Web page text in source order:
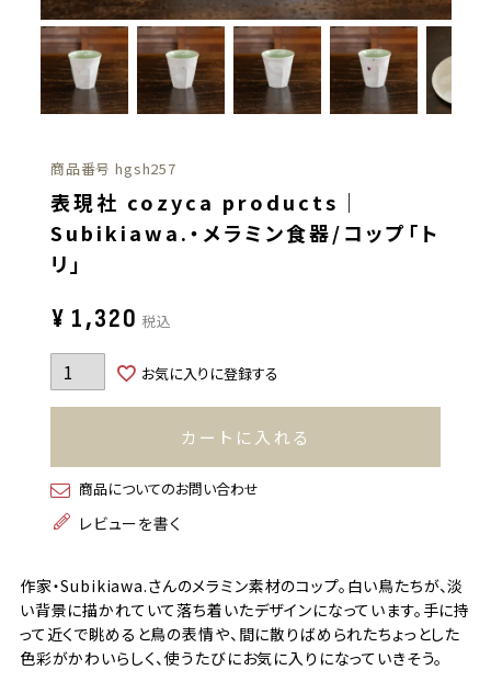
商品番号 hgsh257
表現社 cozyca products｜
Subikiawa.・メラミン食器/コップ「ト
リ」
¥ 1,320 税込
お気に入りに登録する
カートに入れる
商品についてのお問い合わせ
レビューを書く
作家・Subikiawa.さんのメラミン素材のコップ。白い鳥たちが、淡
い背景に描かれていて落ち着いたデザインになっています。手に持
って近くで眺めると鳥の表情や、間に散りばめられたちょっとした
色彩がかわいらしく、使うたびにお気に入りになっていきそう。